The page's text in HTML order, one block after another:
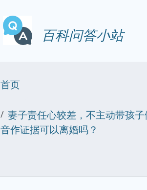
百科问答小站
首页
妻子责任心较差，不主动带孩
音作证据可以离婚吗？